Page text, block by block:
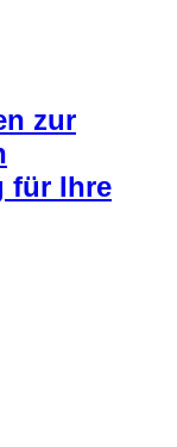
zur
für Ihre